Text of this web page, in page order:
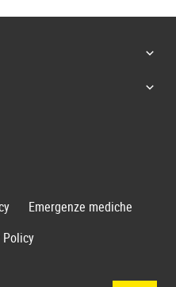
Emergenze mediche
Policy